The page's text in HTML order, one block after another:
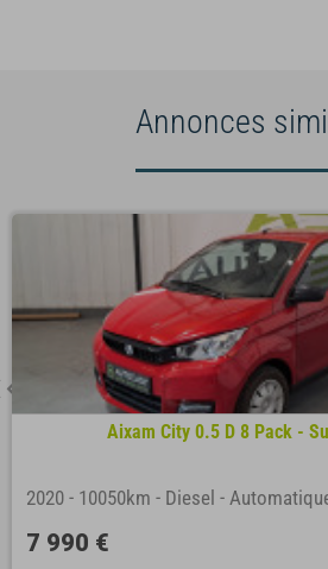
Annonces
Aixam City 0.5 D 8 Pack -
2020 - 10050km - Diesel -
7 990 €